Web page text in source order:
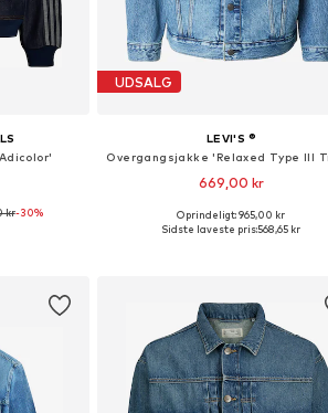
kr-30%
UDSALG
LEVI'S ®
669,00 kr
+3
Tilgængelige størrelser: S, M, L, XL
Oprindeligt: 965,00 kr
Sidste laveste pris:568,65 kr